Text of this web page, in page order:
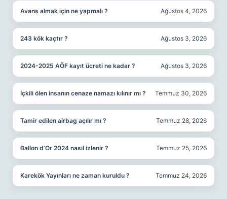
Avans almak için ne yapmalı ? Ağustos 4, 2026
243 kök kaçtır ? Ağustos 3, 2026
2024-2025 AÖF kayıt ücreti ne kadar ? Ağustos 3, 2026
İçkili ölen insanın cenaze namazı kılınır mı ? Temmuz 30, 2026
Tamir edilen airbag açılır mı ? Temmuz 28, 2026
Ballon d’Or 2024 nasıl izlenir ? Temmuz 25, 2026
Karekök Yayınları ne zaman kuruldu ? Temmuz 24, 2026